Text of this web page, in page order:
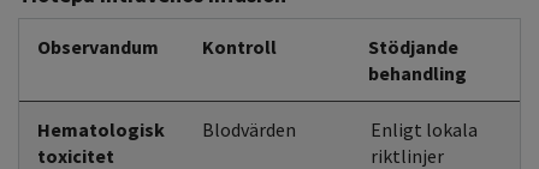
Observandum Kontroll
Stödjande
behandling
Hematologisk
toxicitet
Blodvärden
Enligt lokala
riktlinjer